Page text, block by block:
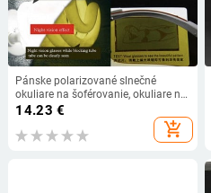
Pánske polarizované slnečné
okuliare na šoférovanie, okuliare na
nočné videnie, znižujú oslnenie
14.23 €
add_shopping_cart